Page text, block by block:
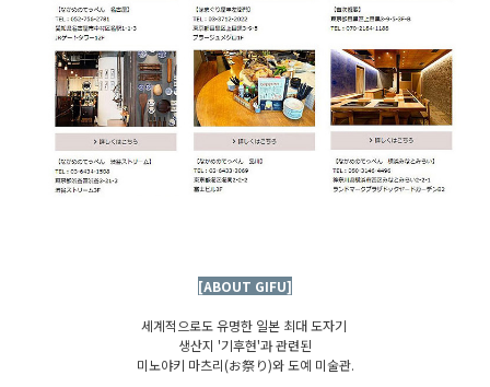
[ABOUT GIFU]
세계적으로도 유명한 일본 최대 도자기
생산지 '기후현'과 관련된
미노야키 마츠리(お祭り)와 도예 미술관.